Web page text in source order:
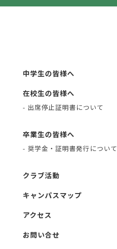
中学生の皆様へ
在校生の皆様へ
- 出席停止証明書について
卒業生の皆様へ
- 奨学金・証明書発行について
クラブ活動
キャンパスマップ
アクセス
お問い合せ